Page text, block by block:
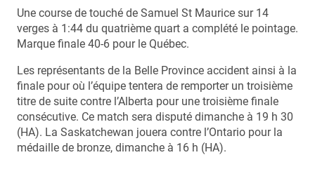
Une course de touché de Samuel St Maurice sur 14
verges à 1:44 du quatrième quart a complété le pointage.
Marque finale 40-6 pour le Québec.
Les représentants de la Belle Province accident ainsi à la
finale pour où l’équipe tentera de remporter un troisième
titre de suite contre l’Alberta pour une troisième finale
consécutive. Ce match sera disputé dimanche à 19 h 30
(HA). La Saskatchewan jouera contre l’Ontario pour la
médaille de bronze, dimanche à 16 h (HA).